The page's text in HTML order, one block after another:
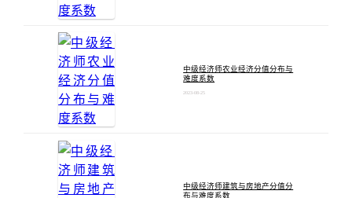
中级经济师农业经济分值分布与
难度系数
2023-08-25
中级经济师建筑与房地产分值分
布与难度系数